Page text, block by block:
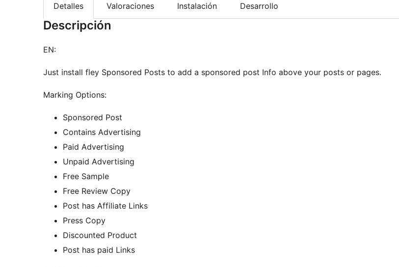
Detalles Valoraciones Instalación Desarrollo
Descripción
EN:
Just install fley Sponsored Posts to add a sponsored post Info above your posts or pages.
Marking Options:
Sponsored Post
Contains Advertising
Paid Advertising
Unpaid Advertising
Free Sample
Free Review Copy
Post has Affiliate Links
Press Copy
Discounted Product
Post has paid Links